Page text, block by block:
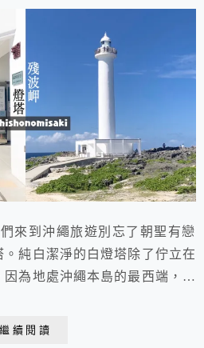
來到沖繩旅遊別忘了朝聖有戀
純白潔淨的白燈塔除了佇立在
為地處沖繩本島的最西端，而
繼續閱讀